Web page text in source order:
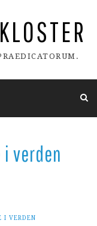
verden
I VERDEN